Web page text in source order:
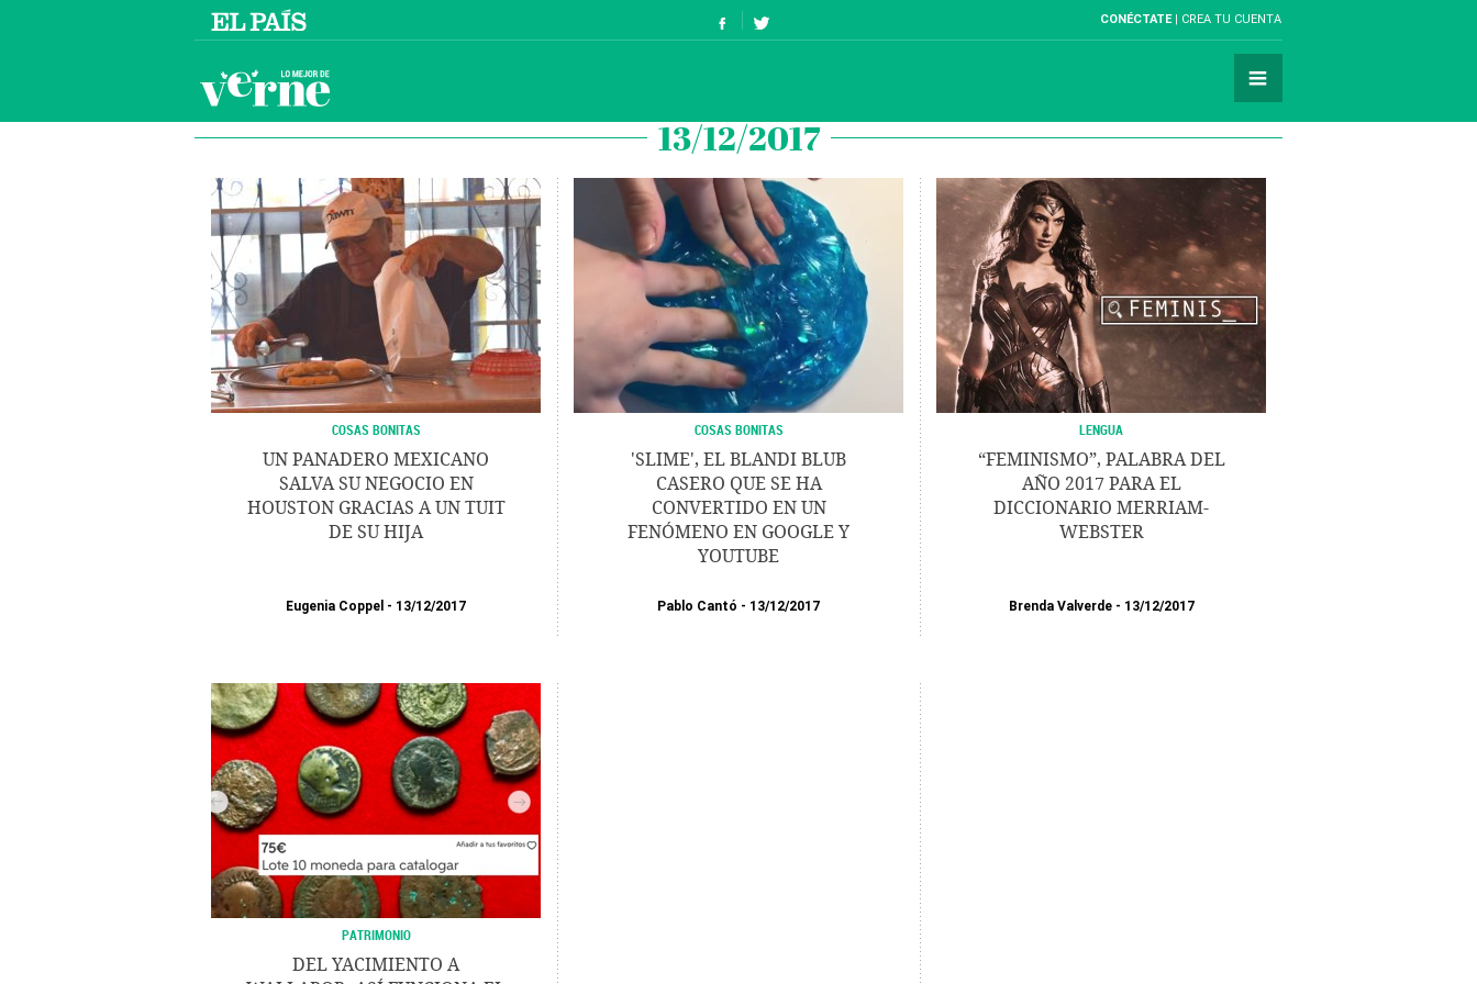
CONÉCTATE CREA TU CUENTA
13/12/2017
COSAS BONITAS
UN PANADERO MEXICANO
SALVA SU NEGOCIO EN
HOUSTON GRACIAS A UN TUIT
DE SU HIJA
Eugenia Coppel 13/12/2017
COSAS BONITAS
'SLIME', EL BLANDI BLUB
CASERO QUE SE HA
CONVERTIDO EN UN
FENÓMENO EN GOOGLE Y
YOUTUBE
Pablo Cantó 13/12/2017
LENGUA
“FEMINISMO”, PALABRA DEL
AÑO 2017 PARA EL
DICCIONARIO MERRIAM-
WEBSTER
Brenda Valverde 13/12/2017
PATRIMONIO
DEL YACIMIENTO A